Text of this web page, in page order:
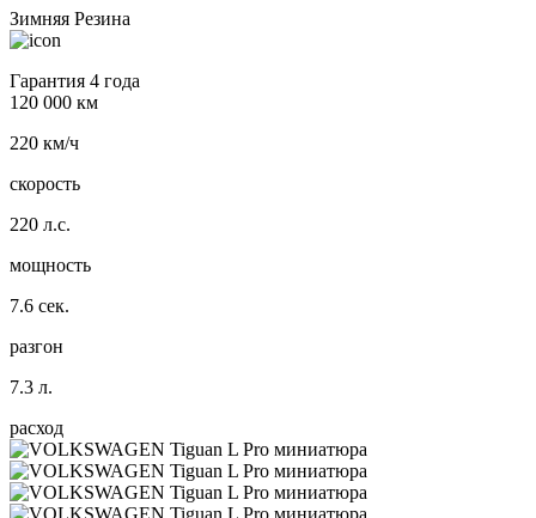
Зимняя Резина
Гарантия 4 года
120 000 км
220 км/ч
скорость
220 л.с.
мощность
7.6 сек.
разгон
7.3 л.
расход